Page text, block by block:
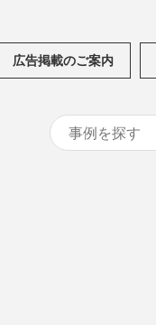
広告掲載のご案内